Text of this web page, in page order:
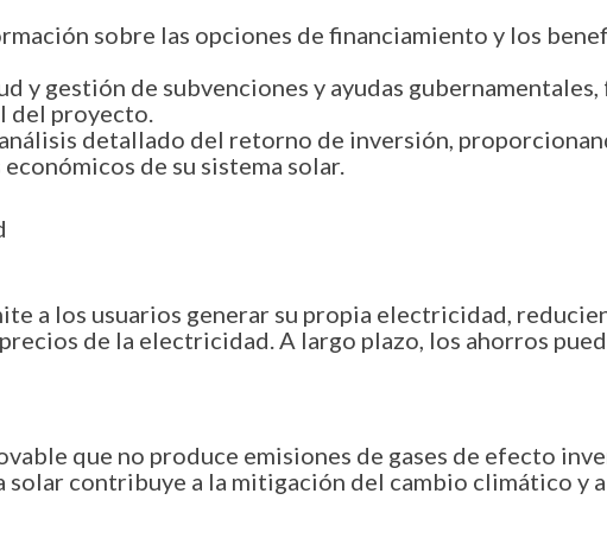
sobre las opciones de financiamiento y los
y gestión de subvenciones y ayudas
del proyecto.
detallado del retorno de inversión,
de su sistema solar.
a los usuarios generar su propia electricidad,
de la electricidad. A largo plazo, los ahorros
que no produce emisiones de gases de efecto
contribuye a la mitigación del cambio climático y